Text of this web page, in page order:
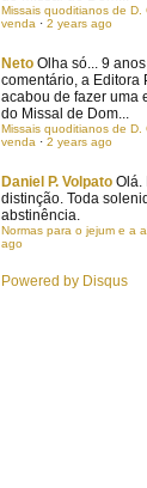
Missais quoditianos de D.
venda · 2 years ago
Neto Olha só... 9
comentário, a Editora
acabou de fazer uma
do Missal de Dom...
Missais quoditianos de D.
venda · 2 years ago
Daniel P. Volpato Olá.
distinção. Toda
abstinência.
Normas para o jejum e a
ago
Powered by Disqus